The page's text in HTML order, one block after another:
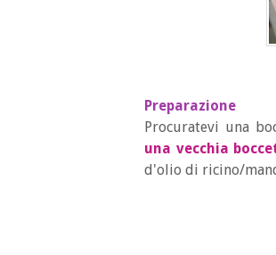
Preparazione
Procuratevi una
una vecchia
d'olio di ricino/